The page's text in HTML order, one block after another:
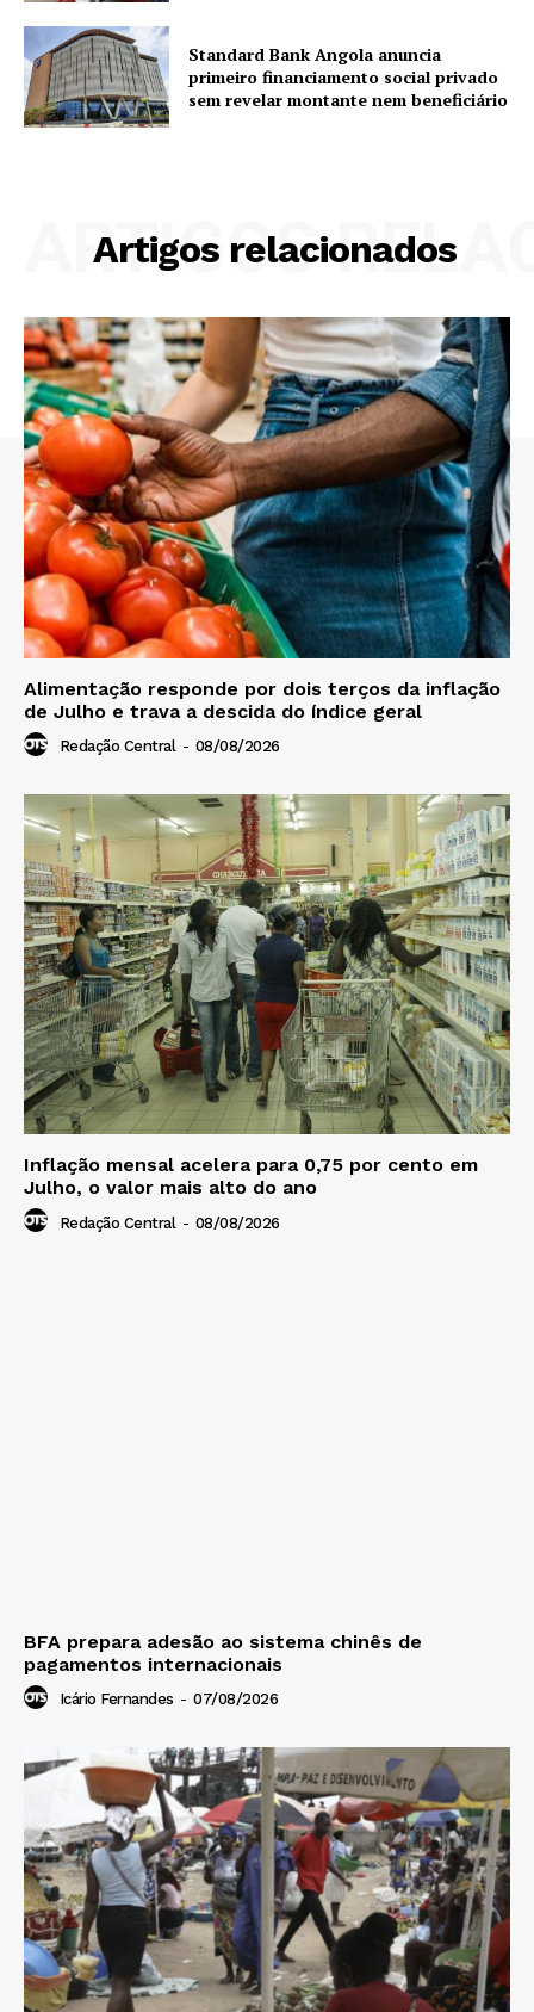
Standard Bank Angola anuncia
primeiro financiamento social privado
sem revelar montante nem beneficiário
Artigos relacionados
ARTIGOS
Alimentação responde por dois terços da inflação
de Julho e trava a descida do índice geral
Redação Central - 08/08/2026
Inflação mensal acelera para 0,75 por cento em
Julho, o valor mais alto do ano
Redação Central - 08/08/2026
BFA prepara adesão ao sistema chinês de
pagamentos internacionais
Icário Fernandes - 07/08/2026